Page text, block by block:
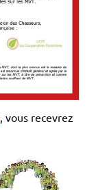
, vous recevrez